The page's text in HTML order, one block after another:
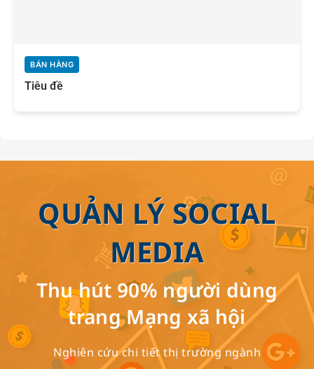
BÁN HÀNG
Tiêu đề
QUẢN LÝ SOCIAL
MEDIA
Thu hút 90% người dùng
trang Mạng xã hội
Nghiên cứu chi tiết thị trường ngành